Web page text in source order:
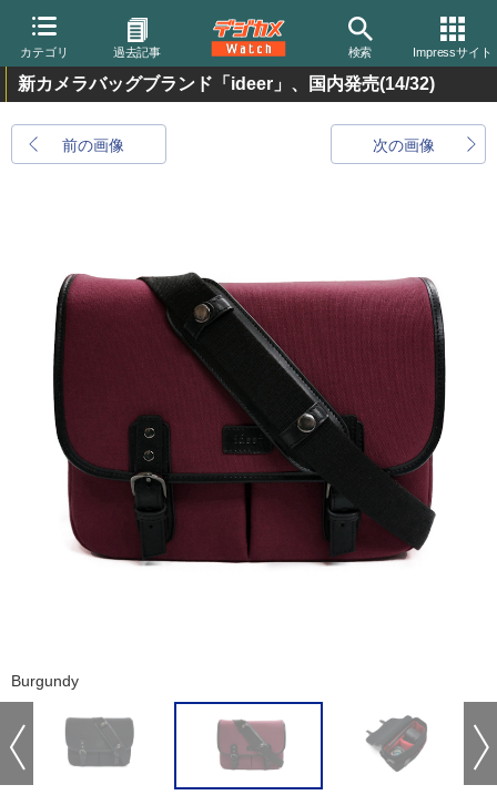
カテゴリ 過去記事 検索 Impressサイト
新カメラバッグブランド「ideer」、国内発売(14/32)
前の画像 次の画像
Burgundy